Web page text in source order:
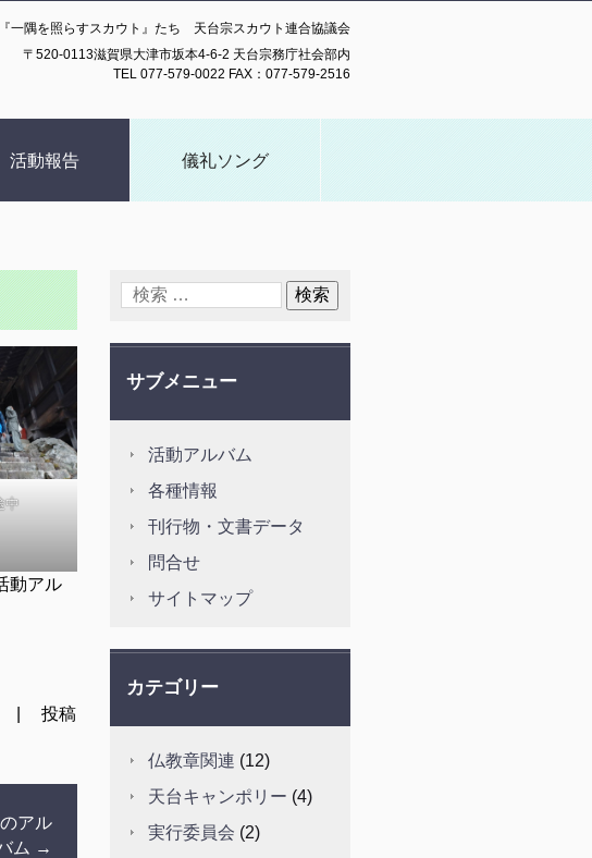
『一隅を照らすスカウト』たち 天台宗スカウト連合協議会
〒520-0113滋賀県大津市坂本4-6-2 天台宗務庁社会部内
TEL 077-579-0022 FAX：077-579-2516
活動報告 儀礼ソング
中
動アル
投稿
アル
ム →
サブメニュー
活動アルバム
各種情報
刊行物・文書データ
問合せ
サイトマップ
カテゴリー
仏教章関連 (12)
天台キャンポリー (4)
実行委員会 (2)